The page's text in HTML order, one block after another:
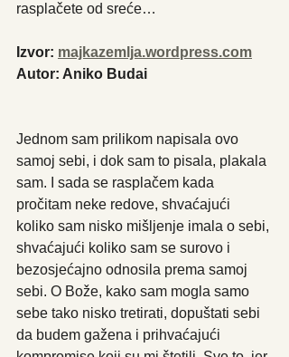
rasplačete od sreće…
Izvor: majkazemlja.wordpress.com
Autor: Aniko Budai
Jednom sam prilikom napisala ovo
samoj sebi, i dok sam to pisala, plakala
sam. I sada se rasplačem kada
pročitam neke redove, shvaćajući
koliko sam nisko mišljenje imala o sebi,
shvaćajući koliko sam se surovo i
bezosjećajno odnosila prema samoj
sebi. O Bože, kako sam mogla samo
sebe tako nisko tretirati, dopuštati sebi
da budem gažena i prihvaćajući